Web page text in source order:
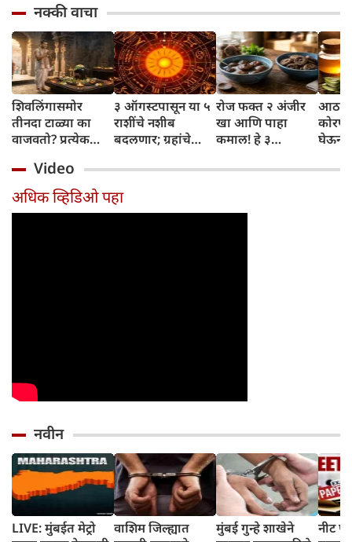
नक्की वाचा
शिवलिंगासमोर
तीनदा टाळ्या का
वाजवतो? प्रत्येक
जाणून घ्या
३ ऑगस्टपासून या ५
राशींचे नशीब
बदलणार; ग्रहांचे
संपतील आणि शुभ
दिवसांची सुरुवात
होईल
रोज फक्त २ अंजीर
खा आणि पाहा
कमाल! हे ३
तुम्हाला ठाऊक
घेऊन
Video
अधिक व्हिडिओ पहा
नवीन
LIVE: मुंबईत मेट्रो
वाशिम जिल्ह्यात
मुंबई गुन्हे शाखेने
नीट